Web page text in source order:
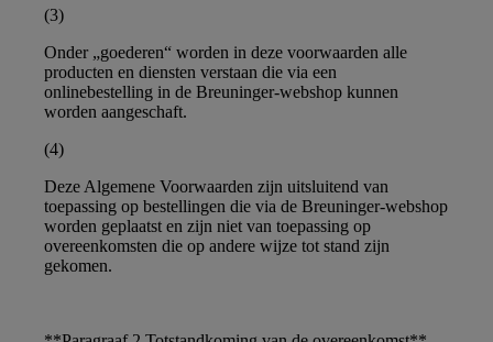
(3)
Onder „goederen“ worden in deze voorwaarden alle
producten en diensten verstaan die via een
onlinebestelling in de Breuninger-webshop kunnen
worden aangeschaft.
(4)
Deze Algemene Voorwaarden zijn uitsluitend van
toepassing op bestellingen die via de Breuninger-webshop
worden geplaatst en zijn niet van toepassing op
overeenkomsten die op andere wijze tot stand zijn
gekomen.